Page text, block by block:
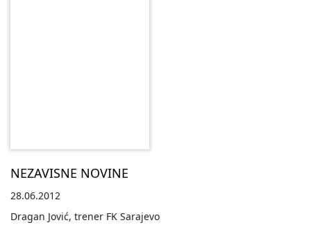
NEZAVISNE NOVINE
28.06.2012
Dragan Jović, trener FK Sarajevo